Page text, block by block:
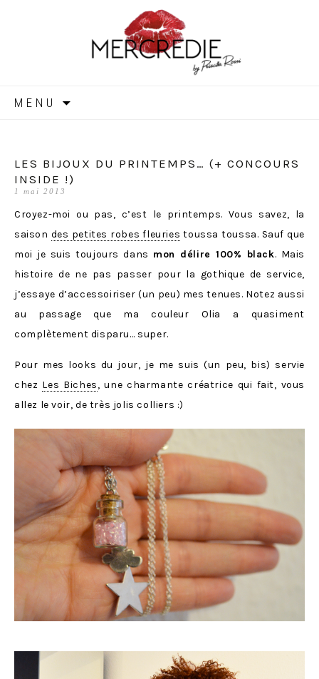
MERCREDIE
MENU
LES BIJOUX DU PRINTEMPS… (+ CONCOURS
INSIDE !)
1 mai 2013
Croyez-moi ou pas, c’est le printemps. Vous savez, la
saison des petites robes fleuries toussa toussa. Sauf que
moi je suis toujours dans mon délire 100% black. Mais
histoire de ne pas passer pour la gothique de service,
j’essaye d’accessoiriser (un peu) mes tenues. Notez aussi
au passage que ma couleur Olia a quasiment
complètement disparu… super.
Pour mes looks du jour, je me suis (un peu, bis) servie
chez Les Biches, une charmante créatrice qui fait, vous
allez le voir, de très jolis colliers :)